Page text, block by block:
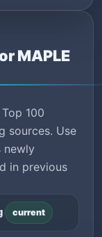
MAPLE
100
sources. Use
newly
in previous
current